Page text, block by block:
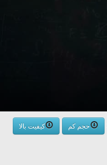
حجم کم
کیفیت بالا